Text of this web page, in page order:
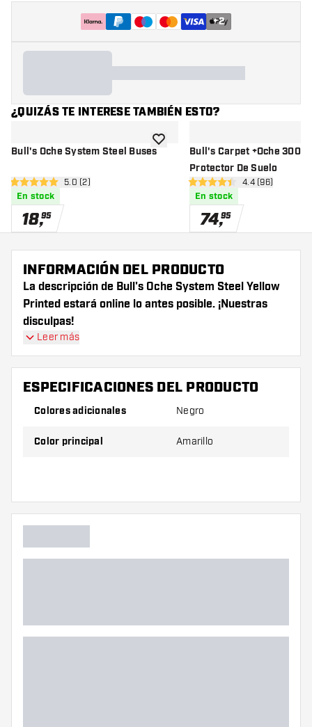
+2
¿QUIZÁS TE INTERESE TAMBIÉN ESTO?
Bull's Oche System Steel Buses
abrir panel de reseñas
5 estrellas de puntuación
5.0 (2)
En stock
18,95
añadir a la lista de deseos
Bull's Carpet +Oche
Protector De Suelo
abrir panel de
4.4 estrellas de puntuación
4.4 (96)
En stock
74,95
INFORMACIÓN DEL PRODUCTO
La descripción de Bull's Oche System Steel Yellow
Printed estará online lo antes posible. ¡Nuestras
disculpas!
Leer más
ESPECIFICACIONES DEL PRODUCTO
Colores adicionales Negro
Color principal Amarillo